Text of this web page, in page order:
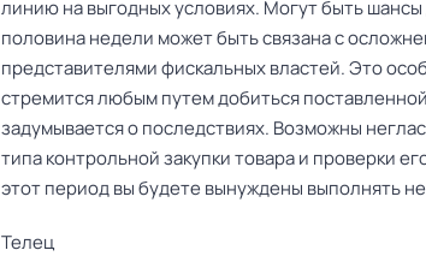
линию на выгодных условиях. Могут быть шансы
половина недели может быть связана с
представителями фискальных властей. Это
стремится любым путем добиться
задумывается о последствиях. Возможны
типа контрольной закупки товара и проверки
этот период вы будете вынуждены выполнять
Телец